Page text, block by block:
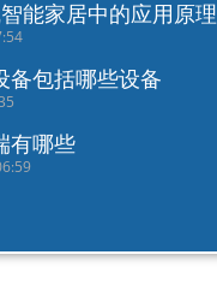
能家居中的应用原理
备包括哪些设备
有哪些